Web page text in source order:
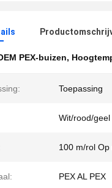
PEX-buizen,
Toepassing
Wit/rood/
100 m/rol Op
PEX AL PEX